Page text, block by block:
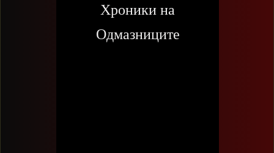
Хроники на
Одмазниците